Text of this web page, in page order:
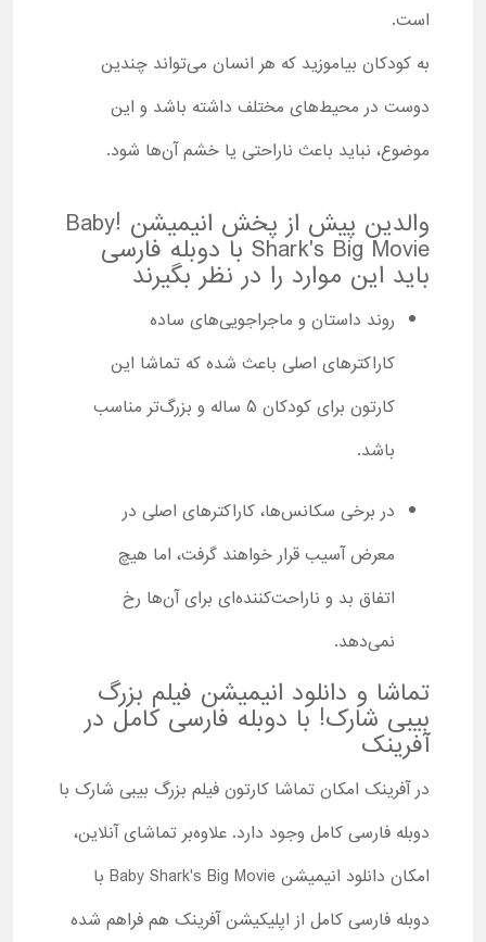
است.
به کودکان بیاموزید که هر انسان می‌تواند چندین
دوست در محیط‌های مختلف داشته باشد و این
موضوع، نباید باعث ناراحتی یا خشم آن‌ها شود.
والدین پیش از پخش انیمیشن !Baby
Shark's Big Movie با دوبله فارسی
باید این موارد را در نظر بگیرند
روند داستان و ماجراجویی‌های ساده
کاراکترهای اصلی باعث شده که تماشا این
کارتون برای کودکان 5 ساله و بزرگ‌تر مناسب
باشد.
در برخی سکانس‌ها، کاراکترهای اصلی در
معرض آسیب قرار خواهند گرفت، اما هیچ
اتفاق بد و ناراحت‌کننده‌ای برای آن‌ها رخ
نمی‌دهد.
تماشا و دانلود انیمیشن فیلم بزرگ
بیبی شارک! با دوبله فارسی کامل در
آفرینک
در آفرینک امکان تماشا کارتون فیلم بزرگ بیبی شارک با
دوبله فارسی کامل وجود دارد. علاوه‌بر تماشای آنلاین،
امکان دانلود انیمیشن Baby Shark's Big Movie با
دوبله فارسی کامل از اپلیکیشن آفرینک هم فراهم شده